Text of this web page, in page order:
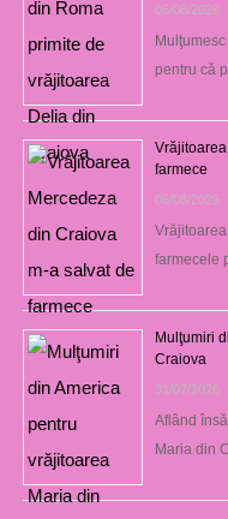
06/08/2026
pentru că
farmece
06/08/2026
farmecele
Mulţumiri
Craiova
31/07/2026
Aflând
Maria din